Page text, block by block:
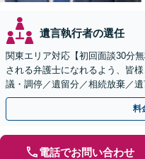
遺言執行者の選任
関東エリア対応【初回面談30分
される弁護士になれるよう、皆
議・調停／遺留分／相続放棄／
族との交渉や書面作成等も◎【
料
電話でお問い合わせ